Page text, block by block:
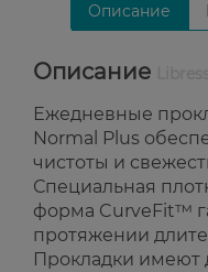
Описание
Описание
Ежедневные
Normal Plus
чистоты и
Специальная
форма CurveFit™
протяжении
Прокладки